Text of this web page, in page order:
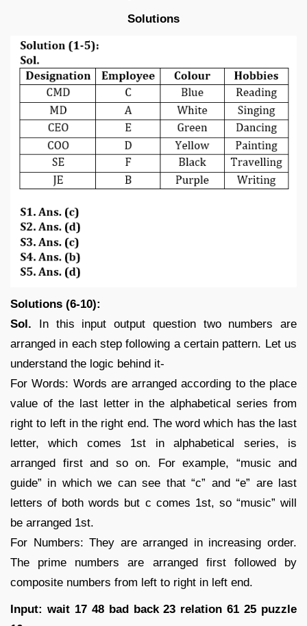
Solutions
Solutions (6-10):
Sol. In this input output question two numbers are
arranged in each step following a certain pattern. Let us
understand the logic behind it-
For Words: Words are arranged according to the place
value of the last letter in the alphabetical series from
right to left in the right end. The word which has the last
letter, which comes 1st in alphabetical series, is
arranged first and so on. For example, “music and
guide” in which we can see that “c” and “e” are last
letters of both words but c comes 1st, so “music” will
be arranged 1st.
For Numbers: They are arranged in increasing order.
The prime numbers are arranged first followed by
composite numbers from left to right in left end.
Input: wait 17 48 bad back 23 relation 61 25 puzzle